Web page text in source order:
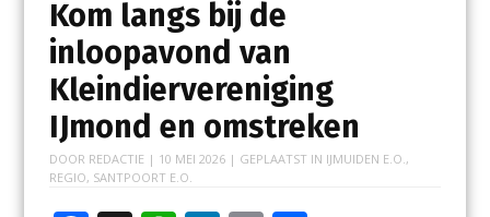
Kom langs bij de
inloopavond van
Kleindiervereniging
IJmond en omstreken
DOOR REDACTIE | 10 MEI 2026| GEPLAATST IN IJMUIDEN E.O. ,
REGIO, SANTPOORT E.O.